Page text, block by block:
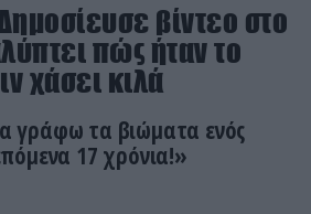
βίντεο στο
πώς ήταν το
χάσει κιλά
γράφω τα βιώματα ενός
17 χρόνια!»